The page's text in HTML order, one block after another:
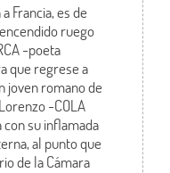
Francia, es de
ruego
-poeta
que regrese a
joven romano de
-COLA
su inflamada
al punto que
de la Cámara